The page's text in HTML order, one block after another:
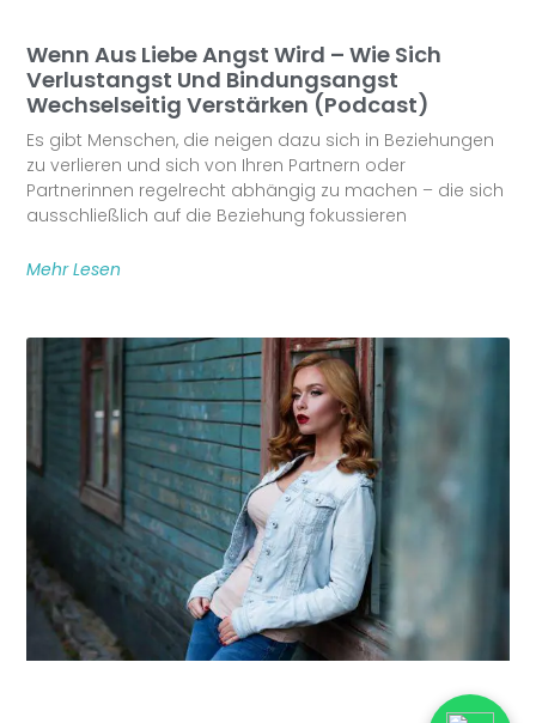
Wenn Aus Liebe Angst Wird – Wie Sich
Verlustangst Und Bindungsangst
Wechselseitig Verstärken (Podcast)
Es gibt Menschen, die neigen dazu sich in Beziehungen
zu verlieren und sich von Ihren Partnern oder
Partnerinnen regelrecht abhängig zu machen – die sich
ausschließlich auf die Beziehung fokussieren
Mehr Lesen